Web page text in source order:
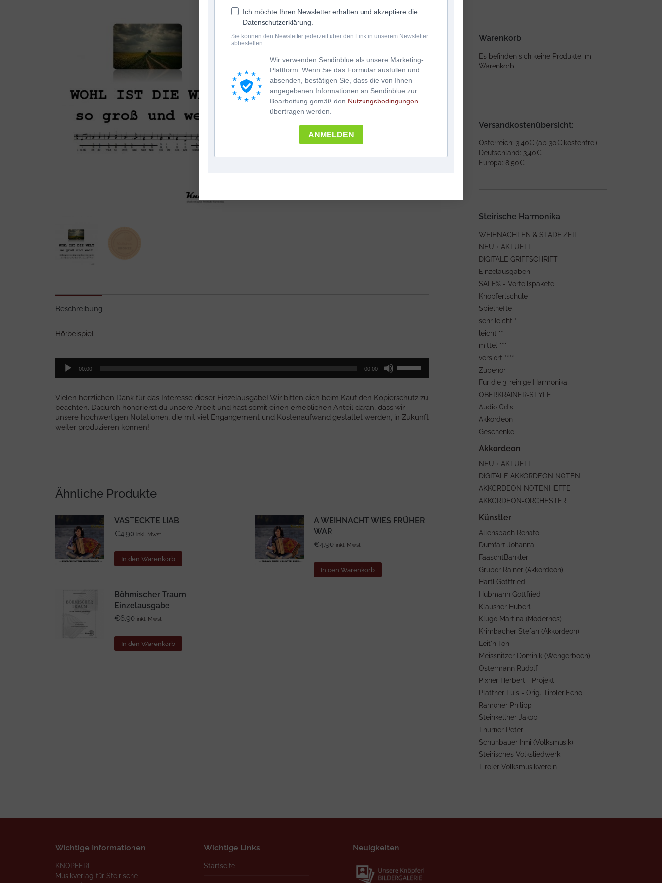
Ein flottes und sehr bekanntes Marschlied…
zum Mitsingen
für 3-reihige Harmonika
Schwierigkeitsgrad: leicht spielbar
praktischer Download nach Onlinezahlung
WOHL
IST
DIE
﹣ ﹢ In den Warenkorb
Ostermann Rudolf,Volksmusik
Beschreibung
Hörbeispiel
Audio-
Player
00:00 00:00
Hoch/Runter
die
Lautstärke
zu
Vielen herzlichen Dank für das Interesse dieser Einzelausgabe! Wir bitten dich beim Kauf den Kopierschutz zu
beachten. Dadurch honorierst du unsere Arbeit und hast somit einen erheblichen Anteil daran, dass wir
unsere hochwertigen Notationen, die mit viel Engangement und Kostenaufwand gestaltet werden, in Zukunft
weiter produzieren können!
Ähnliche Produkte
VASTECKTE LIAB
€4.90 inkl. Mwst
In den Warenkorb
A WEIHNACHT WIES FRÜHER
WAR
€4.90 inkl. Mwst
In den Warenkorb
Böhmischer Traum
Einzelausgabe
€6.90 inkl. Mwst
In den Warenkorb
Warenkorb
Es befinden sich keine Produkte im
Warenkorb.
Versandkostenübersicht:
Österreich: 3,40€ (ab 30€ kostenfrei)
Deutschland: 3,40€
Europa: 8,50€
Steirische Harmonika
WEIHNACHTEN & STADE ZEIT
NEU + AKTUELL
DIGITALE GRIFFSCHRIFT
Einzelausgaben
SALE% - Vorteilspakete
Knöpferlschule
Spielhefte
sehr leicht *
leicht **
mittel ***
versiert ****
Zubehör
Für die 3-reihige Harmonika
OBERKRAINER-STYLE
Audio Cd's
Akkordeon
Geschenke
NEU + AKTUELL
DIGITALE AKKORDEON NOTEN
AKKORDEON NOTENHEFTE
AKKORDEON-ORCHESTER
Allenspach Renato
Dumfart Johanna
FäaschtBänkler
Gruber Rainer (Akkordeon)
Hartl Gottfried
Hubmann Gottfried
Klausner Hubert
Kluge Martina (Modernes)
Krimbacher Stefan (Akkordeon)
Leit'n Toni
Meissnitzer Dominik (Wengerboch)
Ostermann Rudolf
Pixner Herbert - Projekt
Plattner Luis - Orig. Tiroler Echo
Ramoner Philipp
Steinkellner Jakob
Thurner Peter
Schuhbauer Irmi (Volksmusik)
Steirisches Volksliedwerk
Tiroler Volksmusikverein
Wichtige Informationen
KNÖPFERL
Musikverlag für Steirische
Wichtige Links
Startseite
Neuigkeiten
Ich möchte Ihren Newsletter erhalten und akzeptiere die
Datenschutzerklärung.
Sie können den Newsletter jederzeit über den Link in unserem Newsletter
abbestellen.
Wir verwenden Sendinblue als unsere Marketing-
Plattform. Wenn Sie das Formular ausfüllen und
absenden, bestätigen Sie, dass die von Ihnen
angegebenen Informationen an Sendinblue zur
Bearbeitung gemäß den Nutzungsbedingungen
übertragen werden.
ANMELDEN